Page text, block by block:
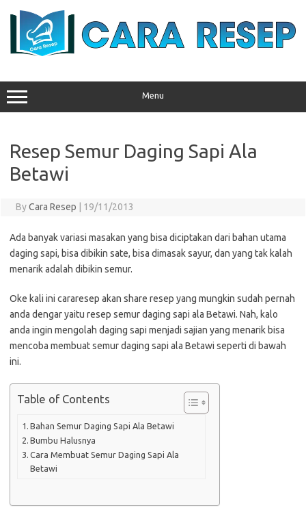
Menu
Resep Semur Daging Sapi Ala
Betawi
ByCara Resep 19/11/2013
Ada banyak variasi masakan yang bisa diciptakan dari bahan utama
daging sapi, bisa dibikin sate, bisa dimasak sayur, dan yang tak kalah
menarik adalah dibikin semur.
Oke kali ini cararesep akan share resep yang mungkin sudah pernah
anda dengar yaitu resep semur daging sapi ala Betawi. Nah, kalo
anda ingin mengolah daging sapi menjadi sajian yang menarik bisa
mencoba membuat semur daging sapi ala Betawi seperti di bawah
ini.
Table of Contents
Bahan Semur Daging Sapi Ala Betawi
Bumbu Halusnya
Cara Membuat Semur Daging Sapi Ala
Betawi